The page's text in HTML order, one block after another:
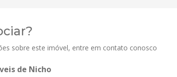
sobre este imóvel, entre em contato conosco
de Nicho